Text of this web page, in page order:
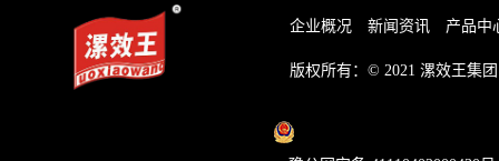
企业概况 新闻资讯 产品中
版权所有：© 2021 漯效王集团